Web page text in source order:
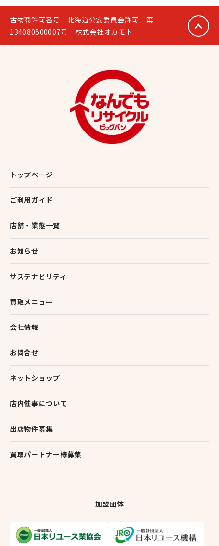
古物商許可番号 北海道公安委員会許可 第
134080500007号 株式会社オカモト
トップページ
ご利用ガイド
店舗・業態一覧
お知らせ
サステナビリティ
買取メニュー
会社情報
お問合せ
ネットショップ
店内催事について
出店物件募集
買取パートナー様募集
加盟団体